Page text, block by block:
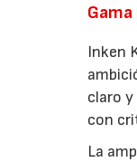
Inken
claro
con
La